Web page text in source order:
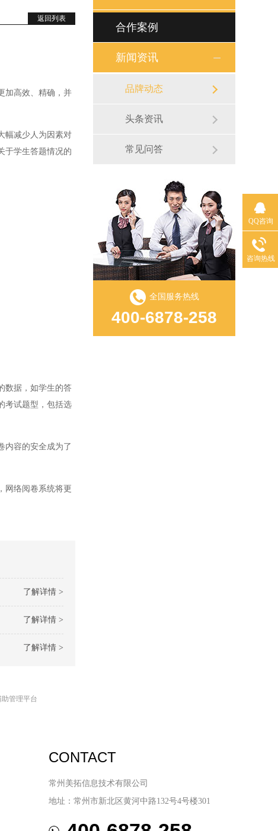
返回列表
加高效、精确，并
幅减少人为因素对
于学生答题情况的
数据，如学生的答
考试题型，包括选
容的安全成为了
网络阅卷系统将更
了解详情 >
了解详情 >
了解详情 >
合作案例
新闻资讯
品牌动态
头条资讯
常见问答
全国服务热线
400-6878-258
管理平台
CONTACT
常州美拓信息技术有限公司
地址：常州市新北区黄河中路132号4号楼301
QQ咨询
咨询热线